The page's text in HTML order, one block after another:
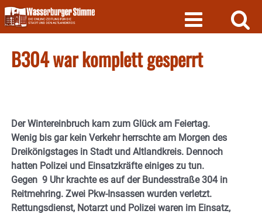
Skip
to
content
B304 war komplett gesperrt
Der Wintereinbruch kam zum Glück am Feiertag.
Wenig bis gar kein Verkehr herrschte am Morgen des
Dreikönigstages in Stadt und Altlandkreis. Dennoch
hatten Polizei und Einsatzkräfte einiges zu tun.
Gegen 9 Uhr krachte es auf der Bundesstraße 304 in
Reitmehring. Zwei Pkw-Insassen wurden verletzt.
Rettungsdienst, Notarzt und Polizei waren im Einsatz,